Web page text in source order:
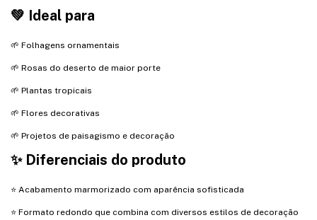
💚 Ideal para
🌱 Folhagens ornamentais
🌱 Rosas do deserto de maior porte
🌱 Plantas tropicais
🌱 Flores decorativas
🌱 Projetos de paisagismo e decoração
✨ Diferenciais do produto
⭐ Acabamento marmorizado com aparência sofisticada
⭐ Formato redondo que combina com diversos estilos de decoração